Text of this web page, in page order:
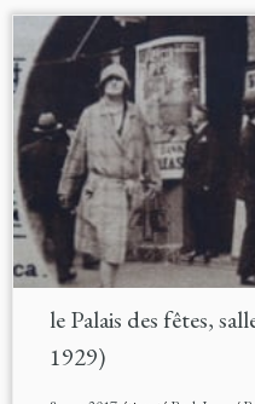
le Palais des fêtes,
1929)